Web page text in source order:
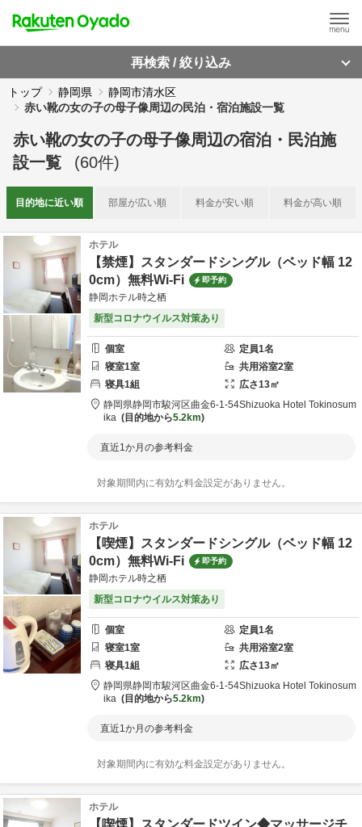
再検索 / 絞り込み
トップ 静岡県
静岡市清水区
赤い靴の女の子の母子像周辺の民泊・宿泊施設一覧
赤い靴の女の子の母子像周辺の宿泊・民泊施
設一覧
(60件)
目的地に近い順 部屋が広い順 料金が安い順 料金が高い順
ホテル
【禁煙】スタンダードシングル（ベッド幅 12
0cm）無料Wi-Fi
即予約
静岡ホテル時之栖
新型コロナウイルス対策あり
個室 定員1名
寝室1室 共用浴室2室
寝具1組 広さ13㎡
静岡県静岡市駿河区曲金6-1-54Shizuoka Hotel Tokinosum
ika
目的地から5.2km
直近1か月の参考料金
対象期間内に有効な料金設定がありません。
ホテル
【喫煙】スタンダードシングル（ベッド幅 12
0cm）無料Wi-Fi
即予約
静岡ホテル時之栖
新型コロナウイルス対策あり
個室 定員1名
寝室1室 共用浴室2室
寝具1組 広さ13㎡
静岡県静岡市駿河区曲金6-1-54Shizuoka Hotel Tokinosum
ika
目的地から5.2km
直近1か月の参考料金
対象期間内に有効な料金設定がありません。
ホテル
【喫煙】スタンダードツイン◆マッサージチ